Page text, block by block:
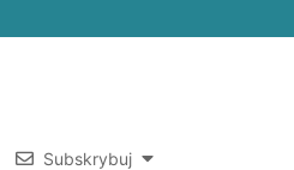
Subskrybuj